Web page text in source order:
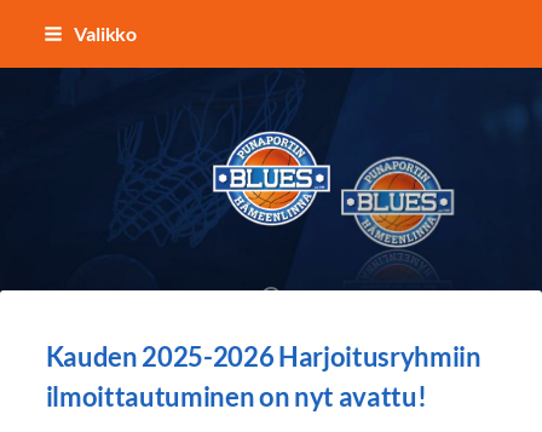
Siirry
Valikko
Punaportin Blues - Koripalloa
Kauden 2025-2026 Harjoitusryhmiin
ilmoittautuminen on nyt avattu!